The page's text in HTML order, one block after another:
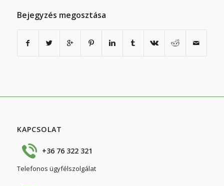
Bejegyzés megosztása
KAPCSOLAT
+36 76 322 321
Telefonos ügyfélszolgálat